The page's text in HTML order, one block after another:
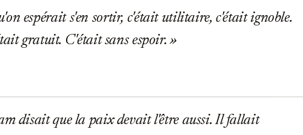
espérait s'en sortir, c'était utilitaire, c'était ignoble.
gratuit. C'était sans espoir.
disait que la paix devait l'être aussi. Il fallait